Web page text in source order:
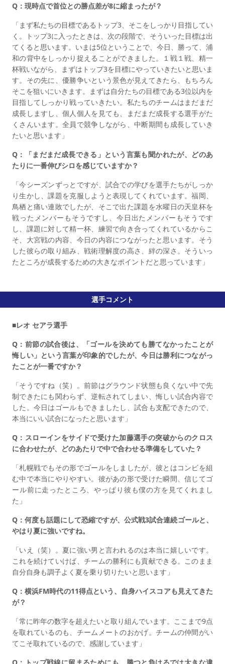
Q：現時点で首位との勝点差が8に縮まったが？
「まず私たちの目標であるトップ3、そこをしっかり目指してい
く。トップ3に入ったときは、次の段階で、そういった目標は出
てくると思います。いまは5位ということで、今日、勝って、浦
和の背中をしっかり捉えることができました。１戦１戦、精一
杯戦いながら、まずはトップ3を目標にやっていきたいと思いま
す。その先に、優勝争いという景色が見えてきたら、もちろん
そこを狙いにいきます。まずは自分たちの目標である3位以内を
目指してしっかり戦っていきたい。私たちのチームはまだまだ
成長しますし、個人個人を見ても、まだまだ成長する選手がた
くさんいます。全員で競争しながら、中断期間も成長していき
たいと思います」
Q：「まだまだ成長できる」という言葉も聞かれたが、どのあ
たりに一番伸びシロを感じていますか？
「今シーズンずっとですが、試合での学びを選手たちがしっか
り生かし、課題を克服しようと表現してくれています。福岡、
鳥栖と痛い連敗でしたが、そこで出た課題を水曜日の天皇杯を
戦ったメンバーもそうですし、今日出たメンバーもそうです
し、課題に対して精一杯、練習で向き合ってくれているからこ
そ、大宮戦の内容、今日の内容につながったと思います。そう
した彼らの取り組み、戦術理解度の高さ、絆の深さ。そういっ
たところが成長するための大きなポイントだと思っています」
選手コメント
■レオ セアラ選手
Q：前節の試合後は、「ゴールを決めても勝てなかったことが
悔しい」という言葉が印象的でしたが、今日は勝利につながっ
たことが一番ですか？
「そうですね（笑）。前節はグラウンド状態も良くない中で先
制できたにも関わらず、逆転されてしまい、悔しい試合内容で
した。今日はゴールもできましたし、試合も支配できたので、
本当にいい試合になったと思います」
Q：スローインをサイドで受けた加藤選手の突破からのクロス
に合わせたが、どのあたりで中で合わせる準備をしていた？
「札幌戦でもその形でゴールをしましたが、彼とはコンビを組
む中で本当にやりやすい。彼があの形で受けた瞬間、信じてゴ
ール前に走ったところ、やっぱり彼も僕の方を見てくれまし
た」
Q：何度も話題にして恐縮ですが、公式戦3試合連続ゴールと、
やはり夏に強いですね。
「いえ（笑）。夏に強い男と言われるのは本当に嬉しいです。
これを続けていけば、チームの勝利にも貢献できる。このまま
自分自身も調子よく夏を乗り切りたいと思います」
Q：横浜FM時代の11得点という、自身ハイスコアも見えてきた
が？
「常に昨年の数字を超えたいと取り組んでいます。ここまで9点
を取れているのも、チームメートのおかげ。チームの仲間がい
てこそ取れているので、感謝しています」
Q：トップ戦線に留まるためにも、勝つと負けるでは大きな違